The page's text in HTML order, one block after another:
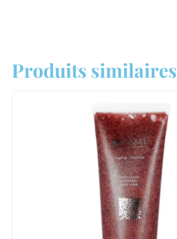
Produits similaires